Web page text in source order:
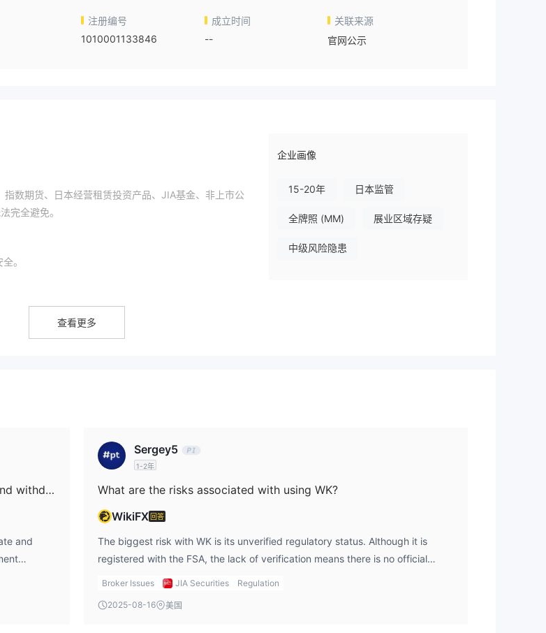
注册编号
1010001133846
成立时间
--
关联来源
官网公示
数期货、日本经营租赁投资产品、JIA基金、非上市公
完全避免。
。
方式。对于股票，可以在销售日期（交割日期）后
企业画像
15-20年 日本监管
全牌照 (MM) 展业区域存疑
中级风险隐患
查看更多
What payment methods does WK support for deposits and withdrawals?
and
more
clarity, I
Sergey5
1-2年
What are the risks associated with using WK?
WikiFX 回答
The biggest risk with WK is its unverified regulatory status. Although it is
registered with the FSA, the lack of verification means there is no official
confirmation that it adheres to the necessary standards of operation. Without
they would have with verified brokers. In my opinion, this lack of verification
Broker Issues JIA Securities Regulation
2025-08-16 美国